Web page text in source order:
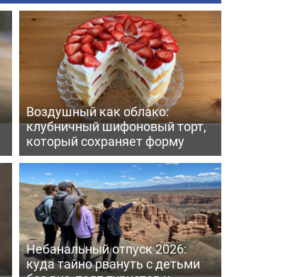
Воздушный как облако:
клубничный шифоновый торт,
который сохраняет форму
Небанальный отпуск 2026:
куда тайно рвануть с детьми